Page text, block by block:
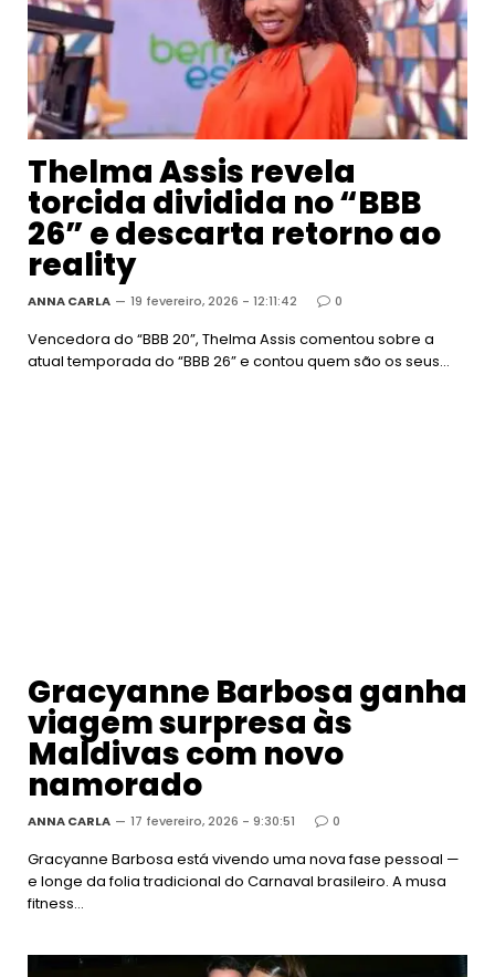
Thelma Assis revela
torcida dividida no “BBB
26” e descarta retorno ao
reality
ANNA CARLA 19 fevereiro, 2026 - 12:11:42 0
Vencedora do “BBB 20”, Thelma Assis comentou sobre a
atual temporada do “BBB 26” e contou quem são os seus…
Gracyanne Barbosa ganha
viagem surpresa às
Maldivas com novo
namorado
ANNA CARLA 17 fevereiro, 2026 - 9:30:51 0
Gracyanne Barbosa está vivendo uma nova fase pessoal —
e longe da folia tradicional do Carnaval brasileiro. A musa
fitness…